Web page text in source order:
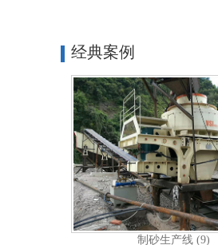
经典案例
制砂生产线 (9)